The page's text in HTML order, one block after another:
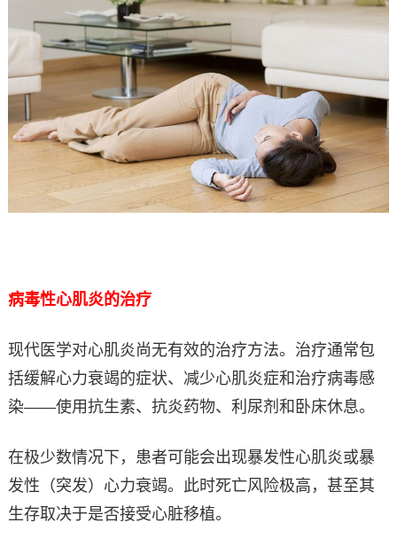
病毒性心肌炎的治疗
现代医学对心肌炎尚无有效的治疗方法。治疗通常包
括缓解心力衰竭的症状、减少心肌炎症和治疗病毒感
染——使用抗生素、抗炎药物、利尿剂和卧床休息。
在极少数情况下，患者可能会出现暴发性心肌炎或暴
发性（突发）心力衰竭。此时死亡风险极高，甚至其
生存取决于是否接受心脏移植。